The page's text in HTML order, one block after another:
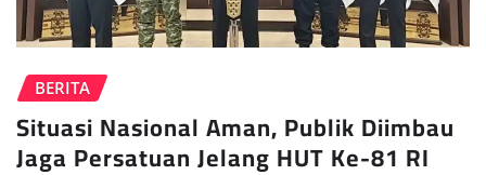
BERITA
Situasi Nasional Aman, Publik Diimbau
Jaga Persatuan Jelang HUT Ke-81 RI